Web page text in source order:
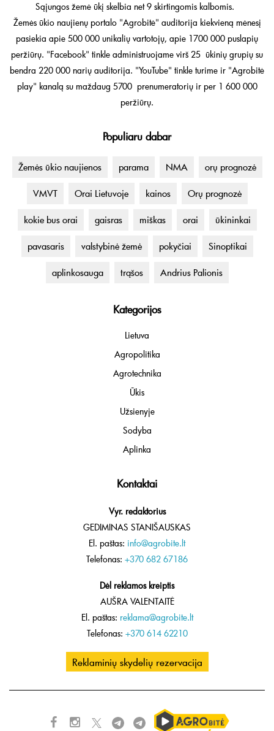
Sąjungos žemė ūkį skelbia net 9 skirtingomis kalbomis.
Žemės ūkio naujienų portalo "Agrobitė" auditorija kiekvieną mėnesį
pasiekia apie 500 000 unikalių vartotojų, apie 1700 000 puslapių
peržiūrų. "Facebook" tinkle administruojame virš 25 ūkinių grupių su
bendra 220 000 narių auditorija. "YouTube" tinkle turime ir "Agrobitė
play" kanalą su maždaug 5700 prenumeratorių ir per 1 600 000
peržiūrų.
Populiaru dabar
Žemės ūkio naujienos parama NMA orų prognozė
VMVT Orai Lietuvoje kainos Orų prognozė
kokie bus orai gaisras miškas orai ūkininkai
pavasaris valstybinė žemė pokyčiai Sinoptikai
aplinkosauga trąšos Andrius Palionis
Kategorijos
Lietuva
Agropolitika
Agrotechnika
Ūkis
Užsienyje
Sodyba
Aplinka
Kontaktai
Vyr. redaktorius
GEDIMINAS STANIŠAUSKAS
El. paštas: info@agrobite.lt
Telefonas: +370 682 67186
Dėl reklamos kreiptis
AUŠRA VALENTAITĖ
El. paštas: reklama@agrobite.lt
Telefonas: +370 614 62210
Reklaminių skydelių rezervacija